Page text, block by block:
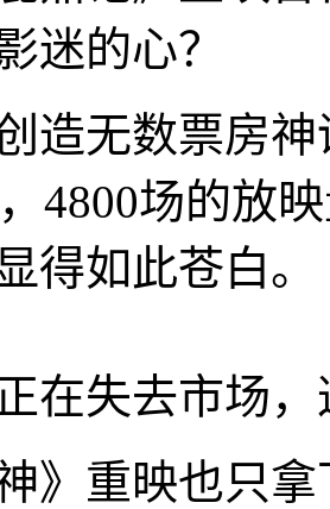
迷的心？
造无数票房
4800场的放
得如此苍白。
在失去市场
》重映也只